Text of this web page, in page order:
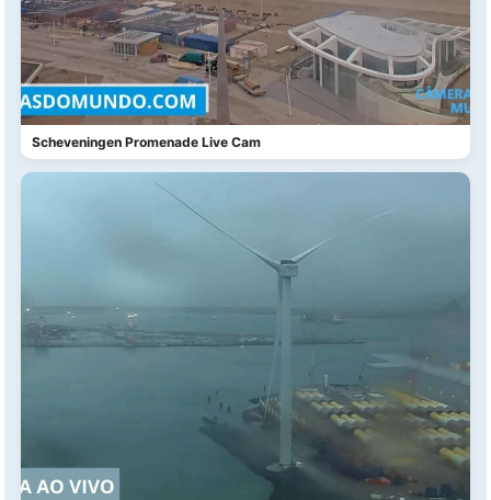
Scheveningen Promenade Live Cam